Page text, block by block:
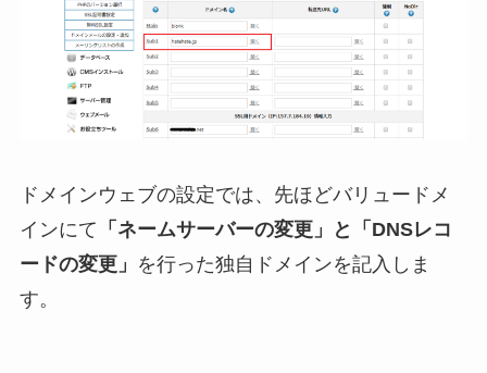
ドメインウェブの設定では、先ほどバリュードメ
インにて 「ネームサーバーの変更」と「DNSレコ
ードの変更」 を行った独自ドメインを記入しま
す。